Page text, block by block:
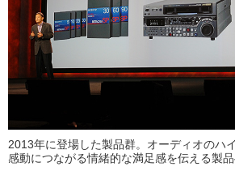
2013年に登場した製品群。オーディオのハ
感動につながる情緒的な満足感を伝える製